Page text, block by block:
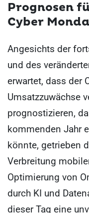
Prognosen
Cyber
Angesichts der
und des
erwartet, dass der
Umsatzzuwächse
prognostizieren,
kommenden Jahr
könnte, getrieben
Verbreitung
Optimierung von
durch KI und
dieser Tag eine